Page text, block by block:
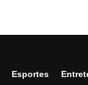
Esportes